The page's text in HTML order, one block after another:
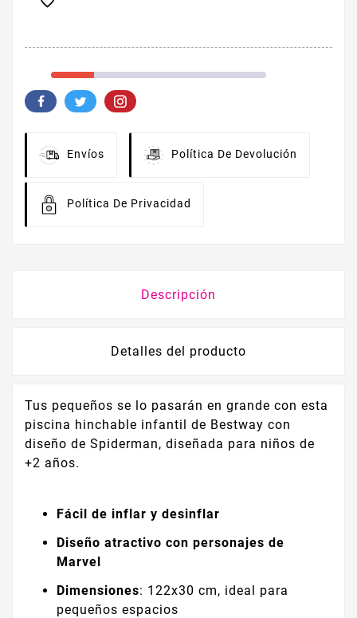
Envíos Política De Devolución
Política De Privacidad
Descripción
Detalles del producto
Tus pequeños se lo pasarán en grande con esta
piscina hinchable infantil de Bestway con
diseño de Spiderman, diseñada para niños de
+2 años.
Fácil de inflar y desinflar
Diseño atractivo con personajes de
Marvel
Dimensiones: 122x30 cm, ideal para
pequeños espacios